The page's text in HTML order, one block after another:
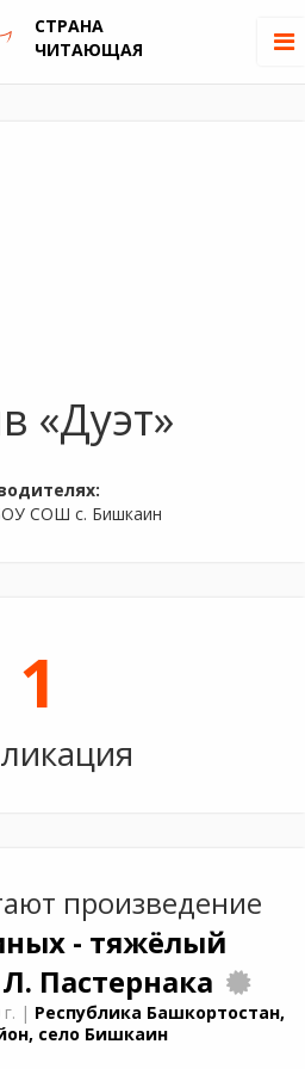
СТРАНА
ЧИТАЮЩАЯ
«Дуэт»
СОШ с. Бишкаин
1
произведение
- тяжёлый
Пастернака
| Республика Башкортостан,
село Бишкаин